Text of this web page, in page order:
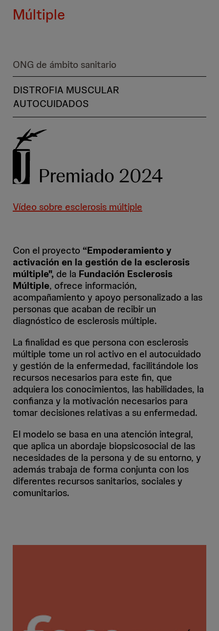
Múltiple
ONG de ámbito sanitario
DISTROFIA MUSCULAR
AUTOCUIDADOS
Premiado 2024
Vídeo sobre esclerosis múltiple
Con el proyecto “Empoderamiento y
activación en la gestión de la esclerosis
múltiple", de la Fundación Esclerosis
Múltiple, ofrece información,
acompañamiento y apoyo personalizado a las
personas que acaban de recibir un
diagnóstico de esclerosis múltiple.
La finalidad es que persona con esclerosis
múltiple tome un rol activo en el autocuidado
y gestión de la enfermedad, facilitándole los
recursos necesarios para este fin, que
adquiera los conocimientos, las habilidades, la
confianza y la motivación necesarios para
tomar decisiones relativas a su enfermedad.
El modelo se basa en una atención integral,
que aplica un abordaje biopsicosocial de las
necesidades de la persona y de su entorno, y
además trabaja de forma conjunta con los
diferentes recursos sanitarios, sociales y
comunitarios.